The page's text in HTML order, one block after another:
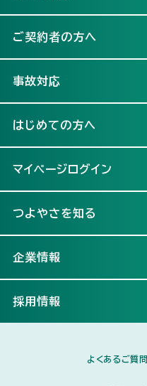
ご契約者の方へ
事故対応
はじめての方へ
マイページログイン
つよやさを知る
企業情報
採用情報
よくあるご質問